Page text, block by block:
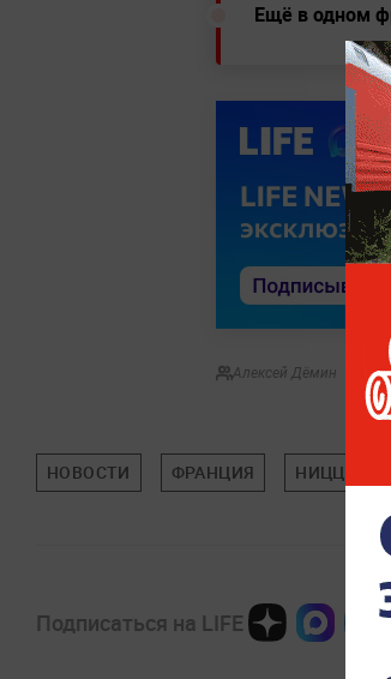
Ещё в одном
Алексей Дёмин
НОВОСТИ ФРАНЦИЯ НИЦЦА
Подписаться на LIFE